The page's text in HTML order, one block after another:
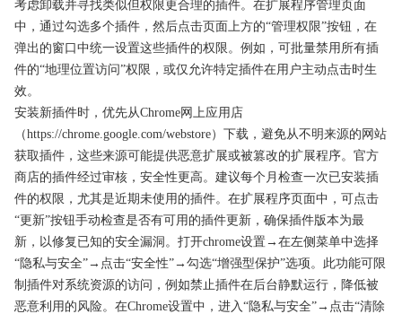
考虑卸载并寻找类似但权限更合理的插件。在扩展程序管理页面
中，通过勾选多个插件，然后点击页面上方的“管理权限”按钮，在
弹出的窗口中统一设置这些插件的权限。例如，可批量禁用所有插
件的“地理位置访问”权限，或仅允许特定插件在用户主动点击时生
效。
安装新插件时，优先从Chrome网上应用店
（https://chrome.google.com/webstore）下载，避免从不明来源的网站
获取插件，这些来源可能提供恶意扩展或被篡改的扩展程序。官方
商店的插件经过审核，安全性更高。建议每个月检查一次已安装插
件的权限，尤其是近期未使用的插件。在扩展程序页面中，可点击
“更新”按钮手动检查是否有可用的插件更新，确保插件版本为最
新，以修复已知的安全漏洞。打开chrome设置→在左侧菜单中选择
“隐私与安全”→点击“安全性”→勾选“增强型保护”选项。此功能可限
制插件对系统资源的访问，例如禁止插件在后台静默运行，降低被
恶意利用的风险。在Chrome设置中，进入“隐私与安全”→点击“清除